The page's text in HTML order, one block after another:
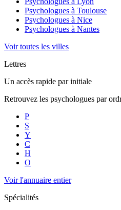
Psychologues à Toulouse
Psychologues à Nice
Psychologues à Nantes
Voir toutes les villes
Lettres
Un accès rapide par initiale
Retrouvez les psychologues par
P
S
Y
C
H
O
Voir l'annuaire entier
Spécialités